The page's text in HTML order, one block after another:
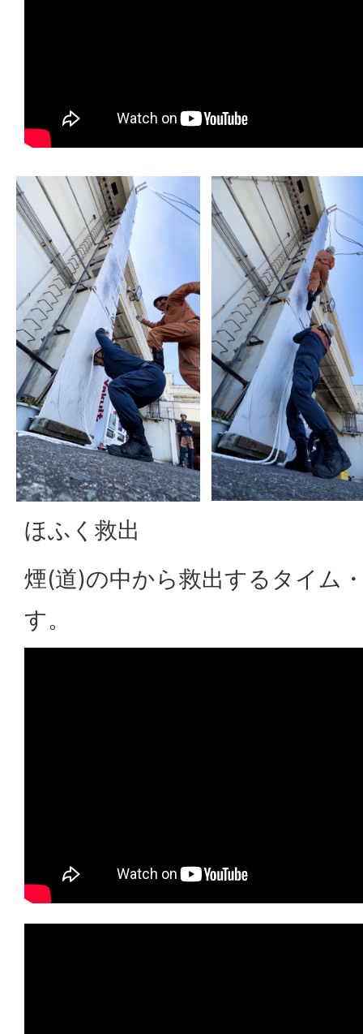
ほふく救出
煙(道)の中から救出するタイム
す。